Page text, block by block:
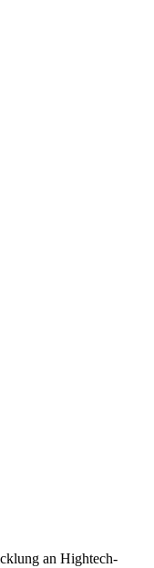
an Hightech-